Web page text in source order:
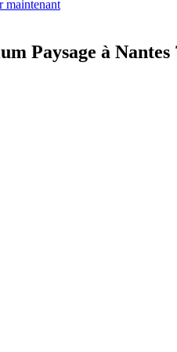
maintenant
Paysage à Nantes